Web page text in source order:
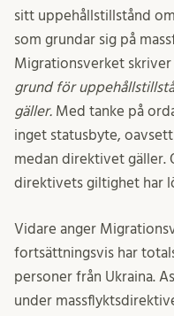
sitt uppehållstillstånd
som grundar sig på
Migrationsverket skriver
grund för
gäller. Med tanke på
inget statusbyte,
medan direktivet gäller.
direktivets giltighet har
Vidare anger
fortsättningsvis har
personer från Ukraina.
under